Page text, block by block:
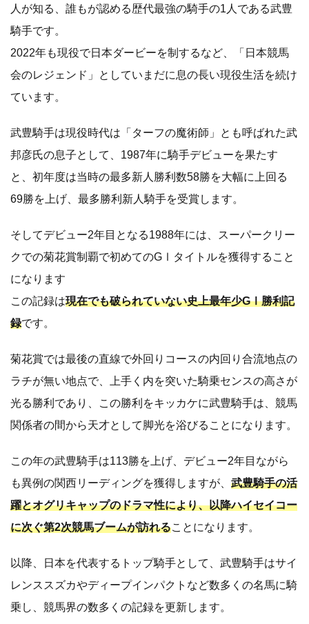
人が知る、誰もが認める歴代最強の騎手の1人である武豊
騎手です。
2022年も現役で日本ダービーを制するなど、「日本競馬
会のレジェンド」としていまだに息の長い現役生活を続け
ています。
武豊騎手は現役時代は「ターフの魔術師」とも呼ばれた武
邦彦氏の息子として、1987年に騎手デビューを果たす
と、初年度は当時の最多新人勝利数58勝を大幅に上回る
69勝を上げ、最多勝利新人騎手を受賞します。
そしてデビュー2年目となる1988年には、スーパークリー
クでの菊花賞制覇で初めてのGⅠタイトルを獲得すること
になります
この記録は現在でも破られていない史上最年少GⅠ勝利記
録です。
菊花賞では最後の直線で外回りコースの内回り合流地点の
ラチが無い地点で、上手く内を突いた騎乗センスの高さが
光る勝利であり、この勝利をキッカケに武豊騎手は、競馬
関係者の間から天才として脚光を浴びることになります。
この年の武豊騎手は113勝を上げ、デビュー2年目ながら
も異例の関西リーディングを獲得しますが、 武豊騎手の活
躍とオグリキャップのドラマ性により、以降ハイセイコー
に次ぐ第2次競馬ブームが訪れることになります。
以降、日本を代表するトップ騎手として、武豊騎手はサイ
レンススズカやディープインパクトなど数多くの名馬に騎
乗し、競馬界の数多くの記録を更新します。